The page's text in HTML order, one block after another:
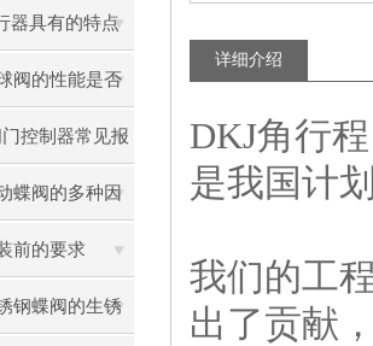
器具有的特点
阀的性能是否
控制器常见报
故障处理
蝶阀的多种因
前的要求
钢蝶阀的生锈
详细介绍
DKJ角行
是我国计
我们的工
出了贡献